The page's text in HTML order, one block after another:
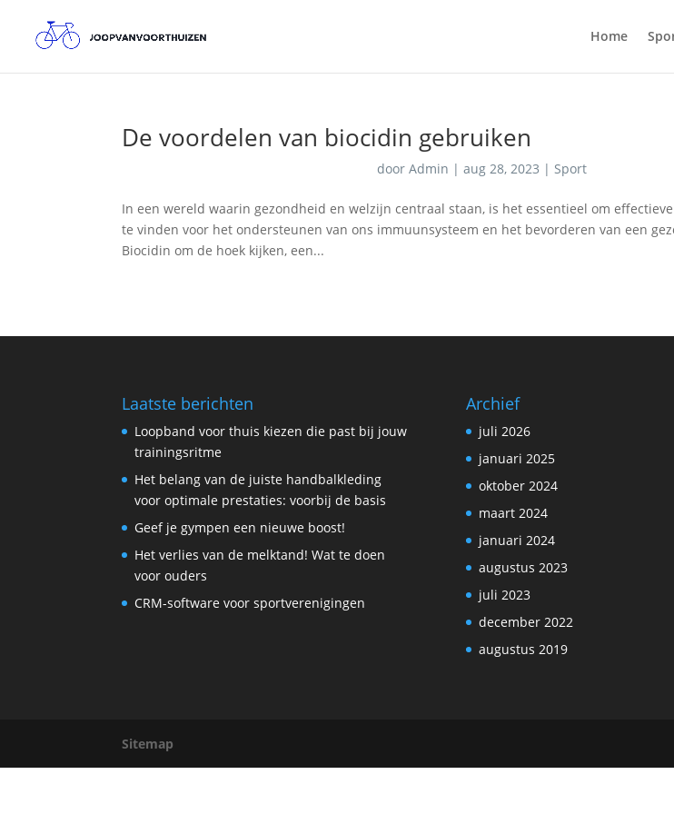
Home
De voordelen van biocidin gebruiken
door Admin | aug 28, 2023 | Sport
In een wereld waarin gezondheid en welzijn centraal staan, is het essentieel om
te vinden voor het ondersteunen van ons immuunsysteem en het bevorderen van een
Biocidin om de hoek kijken, een...
Laatste berichten
Loopband voor thuis kiezen die past bij jouw
trainingsritme
Het belang van de juiste handbalkleding
voor optimale prestaties: voorbij de basis
Geef je gympen een nieuwe boost!
Het verlies van de melktand! Wat te doen
voor ouders
CRM-software voor sportverenigingen
Archief
juli 2026
januari 2025
oktober 2024
maart 2024
januari 2024
augustus 2023
juli 2023
december 2022
augustus 2019
Sitemap